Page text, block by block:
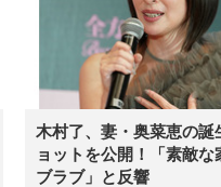
木村了、妻・奥菜恵の誕
ョットを公開！「素敵な
ブラブ」と反響